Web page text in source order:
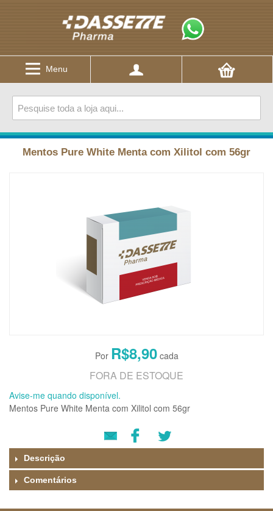
Menu
Mentos Pure White Menta com Xilitol com 56gr
R$8,90
FORA DE ESTOQUE
Avise-me quando disponível.
Mentos Pure White Menta com Xilitol com 56gr
Descrição
Comentários